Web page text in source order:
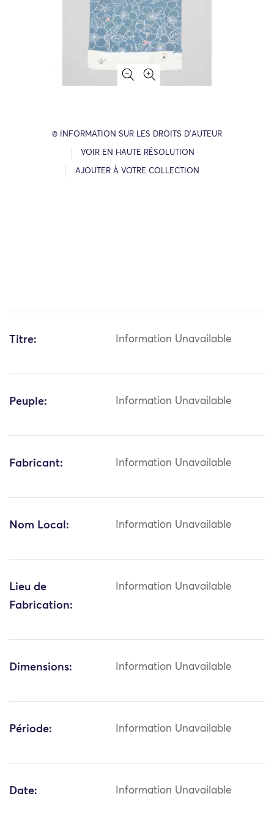
© INFORMATION SUR LES DROITS D’AUTEUR
VOIR EN HAUTE RÉSOLUTION
AJOUTER À VOTRE COLLECTION
Titre: Information Unavailable
Peuple: Information Unavailable
Fabricant: Information Unavailable
Nom Local: Information Unavailable
Lieu de
Fabrication:
Information Unavailable
Dimensions: Information Unavailable
Période: Information Unavailable
Date: Information Unavailable